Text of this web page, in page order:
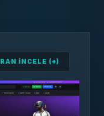
İNCELE (+)